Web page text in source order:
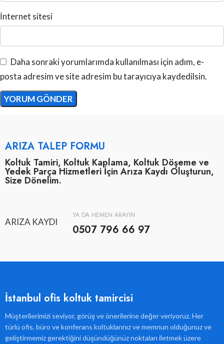
İnternet sitesi
Daha sonraki yorumlarımda kullanılması için adım, e-
posta adresim ve site adresim bu tarayıcıya kaydedilsin.
ARIZA TALEP FORMU
Koltuk Tamiri, Koltuk Kaplama, Koltuk Döşeme ve
Yedek Parça Hizmetleri İçin Arıza Kaydı Oluşturun,
Size Dönelim.
ARIZA KAYDI
YA DA HEMEN ARAYIN
0507 796 66 97
İstanbul ofis koltuk tamircisi
Müşterilerimizi seviyor, görüş ve önerilerine değer veriyoruz. Her
türlü ofis, büro ve konferans koltuklarınız ve memnun olduğunuz ve
geliştirmemiz gerektiğini düşündüğünüz noktaları iletmek üzere